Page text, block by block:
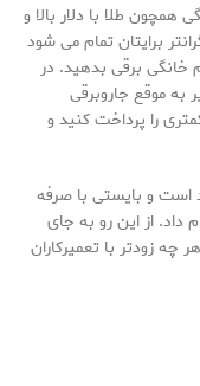
همچون طلا با دلار بالا و
برایتان تمام می شود
خانگی برقی بدهید. در
به موقع جاروبرقی
را پرداخت کنید و
است و بایستی با صرفه
داد. از این رو به جای
زودتر با تعمیرکاران